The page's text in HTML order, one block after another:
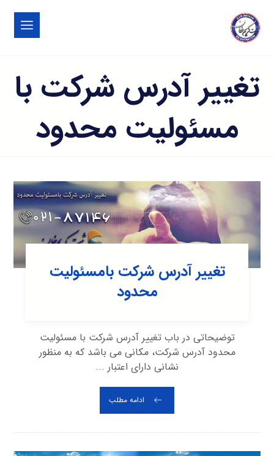
تغییر آدرس شرکت با
مسئولیت محدود
تغییر آدرس شرکت بامسئولیت
محدود
توضیحاتی در باب تغییر آدرس شرکت با مسئولیت
محدود آدرس شرکت، مکانی می باشد که به منظور
نشانی دارای اعتبار ...
ادامه مطلب